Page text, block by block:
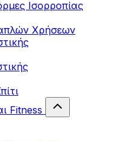
Ισορροπίας
Χρήσεων
Fitness